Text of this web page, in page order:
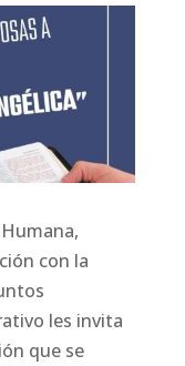
con la
les invita
que se